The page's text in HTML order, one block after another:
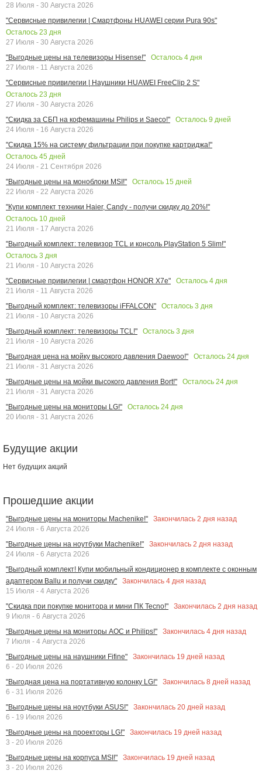
28 Июля - 30 Августа 2026
"Сервисные привилегии | Смартфоны HUAWEI серии Pura 90s"
Осталось 23 дня
27 Июля - 30 Августа 2026
"Выгодные цены на телевизоры Hisense!"
Осталось 4 дня
27 Июля - 11 Августа 2026
"Сервисные привилегии | Наушники HUAWEI FreeClip 2 S"
Осталось 23 дня
27 Июля - 30 Августа 2026
"Скидка за СБП на кофемашины Philips и Saeco!"
Осталось 9 дней
24 Июля - 16 Августа 2026
"Скидка 15% на систему фильтрации при покупке картриджа!"
Осталось 45 дней
24 Июля - 21 Сентября 2026
"Выгодные цены на моноблоки MSI!"
Осталось 15 дней
22 Июля - 22 Августа 2026
"Купи комплект техники Haier, Candy - получи скидку до 20%!"
Осталось 10 дней
21 Июля - 17 Августа 2026
"Выгодный комплект: телевизор TCL и консоль PlayStation 5 Slim!"
Осталось 3 дня
21 Июля - 10 Августа 2026
"Сервисные привилегии | смартфон HONOR X7e"
Осталось 4 дня
21 Июля - 11 Августа 2026
"Выгодный комплект: телевизоры iFFALCON"
Осталось 3 дня
21 Июля - 10 Августа 2026
"Выгодный комплект: телевизоры TCL!"
Осталось 3 дня
21 Июля - 10 Августа 2026
"Выгодная цена на мойку высокого давления Daewoo!"
Осталось 24 дня
21 Июля - 31 Августа 2026
"Выгодные цены на мойки высокого давления Bort!"
Осталось 24 дня
21 Июля - 31 Августа 2026
"Выгодные цены на мониторы LG!"
Осталось 24 дня
20 Июля - 31 Августа 2026
Будущие акции
Нет будущих акций
Прошедшие акции
"Выгодные цены на мониторы Machenike!" Закончилась 2 дня назад
24 Июля - 6 Августа 2026
"Выгодные цены на ноутбуки Machenike!"
Закончилась 2 дня назад
24 Июля - 6 Августа 2026
"Выгодный комплект! Купи мобильный кондиционер в комплекте с оконным
адаптером Ballu и получи скидку"
Закончилась 4 дня назад
15 Июля - 4 Августа 2026
"Скидка при покупке монитора и мини ПК Tecno!"
Закончилась 2 дня назад
9 Июля - 6 Августа 2026
"Выгодные цены на мониторы AOC и Philips!"
Закончилась 4 дня назад
7 Июля - 4 Августа 2026
"Выгодные цены на наушники Fifine"
Закончилась 19 дней назад
6 - 20 Июля 2026
"Выгодная цена на портативную колонку LG!"
Закончилась 8 дней назад
6 - 31 Июля 2026
"Выгодные цены на ноутбуки ASUS!"
Закончилась 20 дней назад
6 - 19 Июля 2026
"Выгодные цены на проекторы LG!"
Закончилась 19 дней назад
3 - 20 Июля 2026
"Выгодные цены на корпуса MSI!"
Закончилась 19 дней назад
3 - 20 Июля 2026